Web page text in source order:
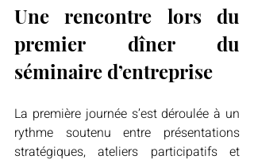
Une rencontre lors du
premier dîner du
séminaire d’entreprise
La première journée s’est déroulée à un
rythme soutenu entre présentations
stratégiques, ateliers participatifs et